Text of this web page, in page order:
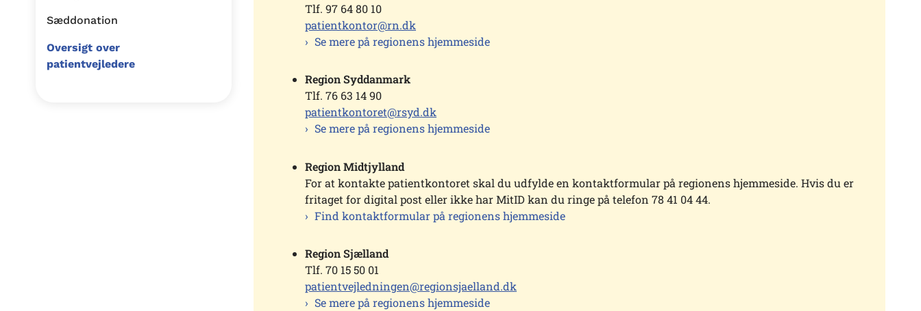
Sæddonation
Oversigt over
patientvejledere
Tlf. 97 64 80 10
patientkontor@rn.dk
Se mere på regionens hjemmeside
Region Syddanmark
Tlf. 76 63 14 90
patientkontoret@rsyd.dk
Se mere på regionens hjemmeside
Region Midtjylland
For at kontakte patientkontoret skal du udfylde en kontaktformular på regionens hjemmeside. Hvis du er
fritaget for digital post eller ikke har MitID kan du ringe på telefon 78 41 04 44.
Find kontaktformular på regionens hjemmeside
Region Sjælland
Tlf. 70 15 50 01
patientvejledningen@regionsjaelland.dk
Se mere på regionens hjemmeside